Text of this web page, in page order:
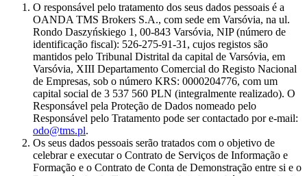
O responsável pelo tratamento dos seus dados pessoais é a
OANDA TMS Brokers S.A., com sede em Varsóvia, na ul.
Rondo Daszyńskiego 1, 00-843 Varsóvia, NIP (número de
identificação fiscal): 526-275-91-31, cujos registos são
mantidos pelo Tribunal Distrital da capital de Varsóvia, em
Varsóvia, XIII Departamento Comercial do Registo Nacional
de Empresas, sob o número KRS: 0000204776, com um
capital social de 3 537 560 PLN (integralmente realizado). O
Responsável pela Proteção de Dados nomeado pelo
Responsável pelo Tratamento pode ser contactado por e-mail:
odo@tms.pl.
Os seus dados pessoais serão tratados com o objetivo de
celebrar e executar o Contrato de Serviços de Informação e
Formação e o Contrato de Conta de Demonstração entre si e o